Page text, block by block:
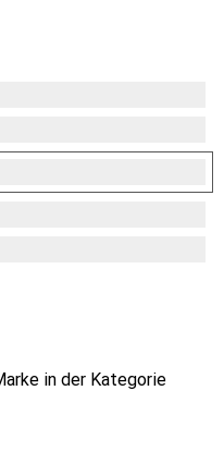
in der Kategorie